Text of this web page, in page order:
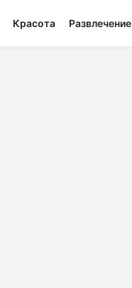
Красота Развлечение